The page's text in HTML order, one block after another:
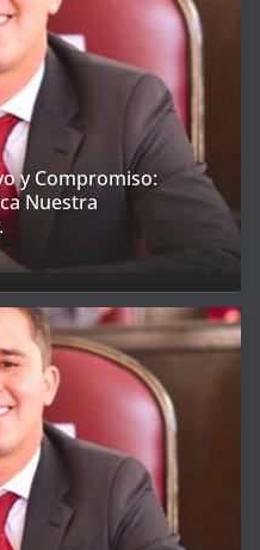
y Compromiso:
Nuestra